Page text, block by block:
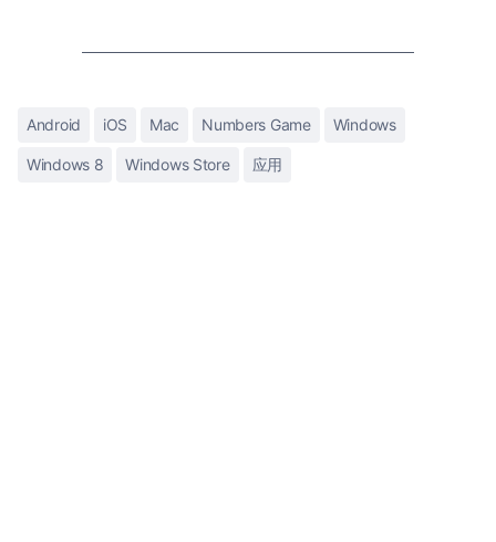
Android iOS Mac Numbers Game Windows
Windows 8 Windows Store 应用